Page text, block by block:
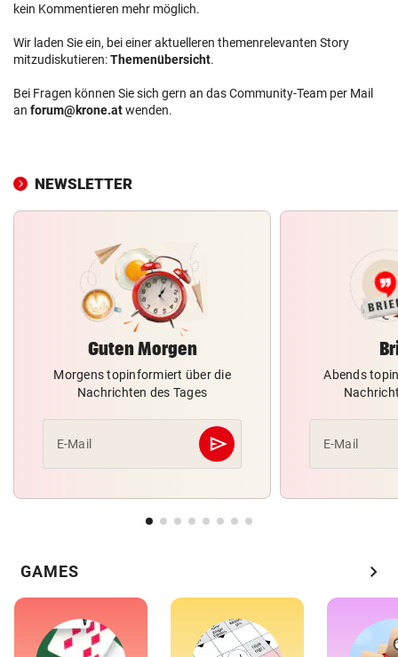
kein Kommentieren mehr möglich.
Wir laden Sie ein, bei einer aktuelleren themenrelevanten Story
mitzudiskutieren:Themenübersicht.
Bei Fragen können Sie sich gern an das Community-Team per Mail
an forum@krone.atwenden.
NEWSLETTER
Guten Morgen
Morgens topinformiert über die
Nachrichten des Tages
E-Mail send
Abschicken
Abends
E-Mail
GAMES chevron_right